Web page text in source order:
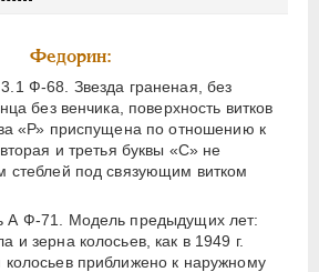
Федорин:
Ф-68. Звезда граненая, без
без венчика, поверхность витков
«Р» приспущена по отношению к
и третья буквы «С» не
стеблей под связующим витком
А Ф-71. Модель предыдущих лет:
и зерна колосьев, как в 1949 г.
приближено к наружному